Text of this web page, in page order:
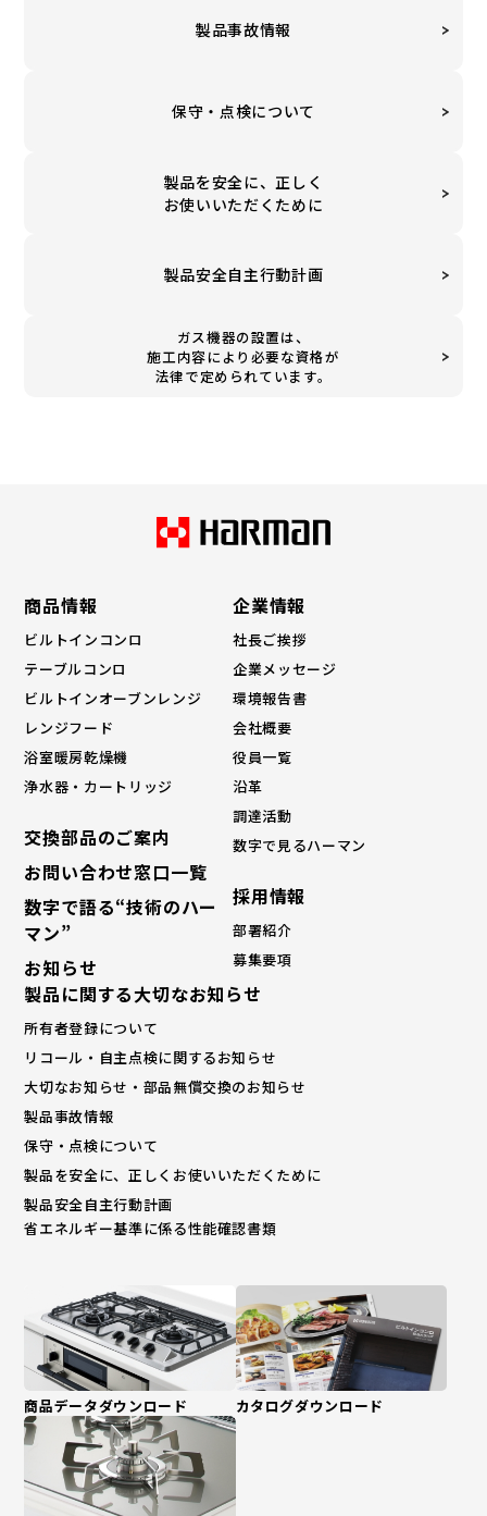
製品事故情報
保守・点検について
製品を安全に、正しく
お使いいただくために
製品安全自主行動計画
ガス機器の設置は、
施工内容により必要な資格が
法律で定められています。
商品情報
ビルトインコンロ
テーブルコンロ
ビルトインオーブンレンジ
レンジフード
浴室暖房乾燥機
浄水器・カートリッジ
交換部品のご案内
お問い合わせ窓口一覧
数字で語る“技術のハー
マン”
お知らせ
企業情報
社長ご挨拶
企業メッセージ
環境報告書
会社概要
役員一覧
沿革
調達活動
数字で見るハーマン
採⽤情報
部署紹介
募集要項
製品に関する大切なお知らせ
所有者登録について
リコール・自主点検に関するお知らせ
大切なお知らせ・部品無償交換のお知らせ
製品事故情報
保守・点検について
製品を安全に、正しくお使いいただくために
製品安全自主行動計画
省エネルギー基準に係る性能確認書類
商品データダウンロード カタログダウンロード